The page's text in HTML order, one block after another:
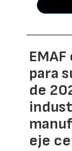
para
de
eje